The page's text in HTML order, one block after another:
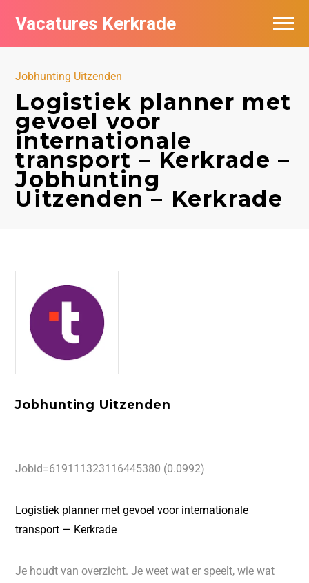
Vacatures Kerkrade
Jobhunting Uitzenden
Logistiek planner met
gevoel voor
internationale
transport – Kerkrade –
Jobhunting
Uitzenden – Kerkrade
Jobhunting Uitzenden
Jobid=619111323116445380 (0.0992)
Logistiek planner met gevoel voor internationale
transport — Kerkrade
Je houdt van overzicht. Je weet wat er speelt, wie wat
Vacatures per bedrijf in Kerkrade